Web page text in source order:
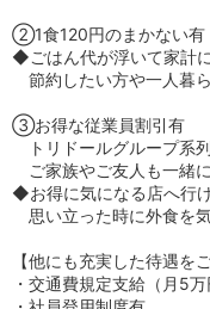
②1食120円のまかない有
◆ごはん代が浮いて家計
節約したい方や一人暮
③お得な従業員割引有
トリドールグループ系
ご家族やご友人も一緒
◆お得に気になる店へ行け
思い立った時に外食を
【他にも充実した待遇を
・交通費規定支給（月5万